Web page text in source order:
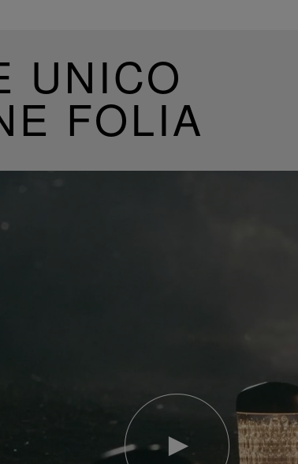
UNICO
FOLIA
Video
YouTube,
lampada
portatile